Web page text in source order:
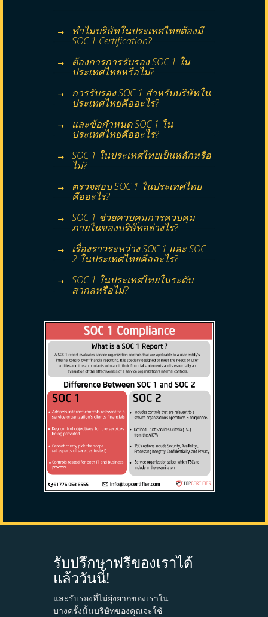
ทำไมบริษัทในประเทศไทยต้องมี
SOC 1 Certification?
ต้องการการรับรอง SOC 1 ใน
ประเทศไทยหรือไม่?
การรับรอง SOC 1 สำหรับบริษัทใน
ประเทศไทยคืออะไร?
และข้อกำหนด SOC 1 ใน
ประเทศไทยคืออะไร?
SOC 1 ในประเทศไทยเป็นหลักหรือ
ไม่?
ตรวจสอบ SOC 1 ในประเทศไทย
คืออะไร?
SOC 1 ช่วยควบคุมการควบคุม
ภายในของบริษัทอย่างไร?
เรื่องราวระหว่าง SOC 1 และ SOC
2 ในประเทศไทยคืออะไร?
SOC 1 ในประเทศไทยในระดับ
สากลหรือไม่?
รับปรึกษาฟรีของเราได้
แล้ววันนี้!
และรับรองที่ไม่ยุ่งยากของเราใน
บางครั้งนั้นบริษัทของคุณจะใช้